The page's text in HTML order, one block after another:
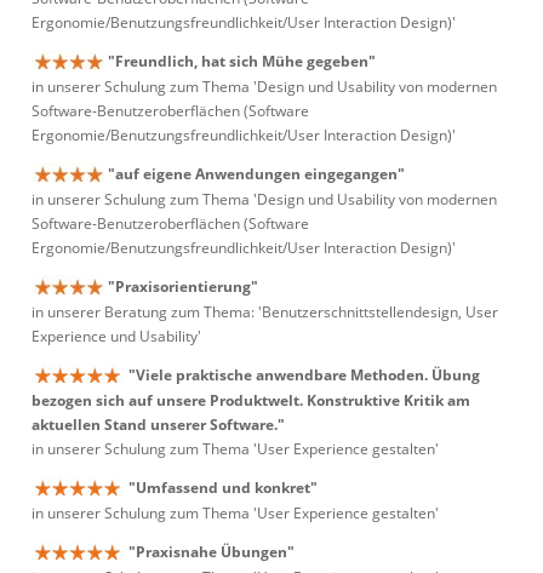
Ergonomie/Benutzungsfreundlichkeit/User Interaction Design)'
"Freundlich, hat sich Mühe gegeben"
in unserer Schulung zum Thema 'Design und Usability von modernen
Software-Benutzeroberflächen (Software
Ergonomie/Benutzungsfreundlichkeit/User Interaction Design)'
"auf eigene Anwendungen eingegangen"
in unserer Schulung zum Thema 'Design und Usability von modernen
Software-Benutzeroberflächen (Software
Ergonomie/Benutzungsfreundlichkeit/User Interaction Design)'
"Praxisorientierung"
in unserer Beratung zum Thema: 'Benutzerschnittstellendesign, User
Experience und Usability'
"Viele praktische anwendbare Methoden. Übung
bezogen sich auf unsere Produktwelt. Konstruktive Kritik am
aktuellen Stand unserer Software."
in unserer Schulung zum Thema 'User Experience gestalten'
"Umfassend und konkret"
in unserer Schulung zum Thema 'User Experience gestalten'
"Praxisnahe Übungen"